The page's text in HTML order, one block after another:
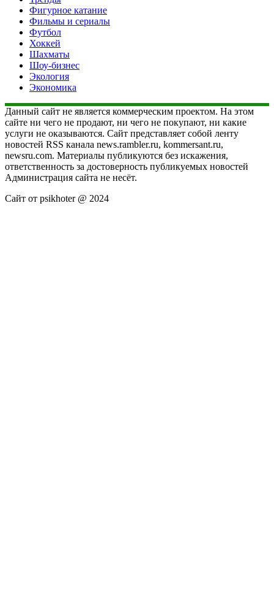
Фигурное катание
Фильмы и сериалы
Футбол
Хоккей
Шахматы
Шоу-бизнес
Экология
Экономика
Данный сайт не является коммерческим проектом. На этом
сайте ни чего не продают, ни чего не покупают, ни какие
услуги не оказываются. Сайт представляет собой ленту
новостей RSS канала news.rambler.ru, kommersant.ru,
newsru.com. Материалы публикуются без искажения,
ответственность за достоверность публикуемых новостей
Администрация сайта не несёт.
Сайт от psikhoter @ 2024